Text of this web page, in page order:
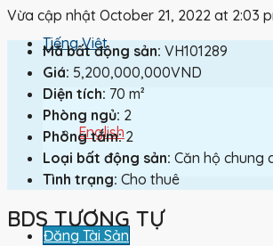
Tiếng Việt
English
Đăng Tài Sản
Vừa cập nhật October 21, 2022 at 2:03
Mã bất động sản: VH101289
Giá: 5,200,000,000VND
Diện tích: 70 m²
Phòng ngủ: 2
Phòng tắm: 2
Loại bất động sản: Căn hộ chung
Tình trạng: Cho thuê
BDS TƯƠNG TỰ